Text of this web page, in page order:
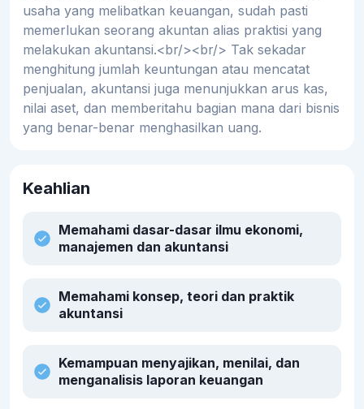
usaha yang melibatkan keuangan, sudah pasti
memerlukan seorang akuntan alias praktisi yang
melakukan akuntansi.<br/><br/> Tak sekadar
menghitung jumlah keuntungan atau mencatat
penjualan, akuntansi juga menunjukkan arus kas,
nilai aset, dan memberitahu bagian mana dari bisnis
yang benar-benar menghasilkan uang.
Keahlian
Memahami dasar-dasar ilmu ekonomi,
manajemen dan akuntansi
Memahami konsep, teori dan praktik
akuntansi
Kemampuan menyajikan, menilai, dan
menganalisis laporan keuangan